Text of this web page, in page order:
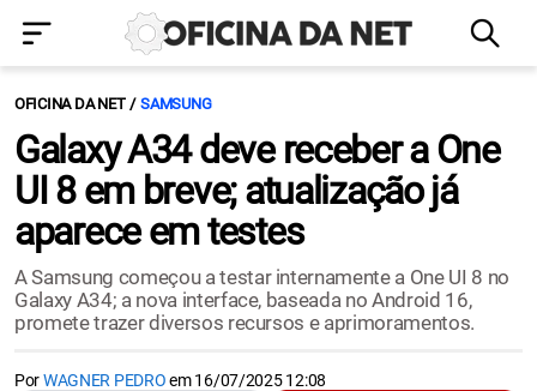
OFICINA DA NET SAMSUNG
Galaxy A34 deve receber a One
UI 8 em breve; atualização já
aparece em testes
A Samsung começou a testar internamente a One UI 8 no
Galaxy A34; a nova interface, baseada no Android 16,
promete trazer diversos recursos e aprimoramentos.
PorWAGNER PEDROem16/07/2025 12:08